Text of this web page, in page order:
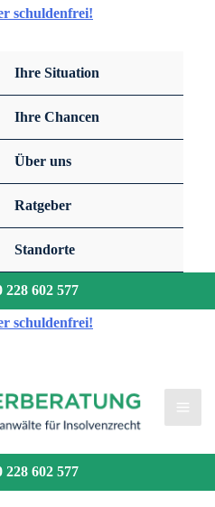
schuldenfrei!
Ihre Situation
Ihre Chancen
Über uns
Ratgeber
Standorte
228 602 577
schuldenfrei!
228 602 577